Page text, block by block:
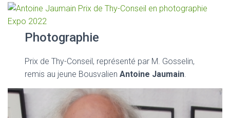
Photographie
Prix de Thy-Conseil, représenté par M. Gosselin,
remis au jeune BousvalienAntoine Jaumain.